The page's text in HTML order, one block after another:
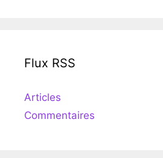
Flux RSS
Articles
Commentaires